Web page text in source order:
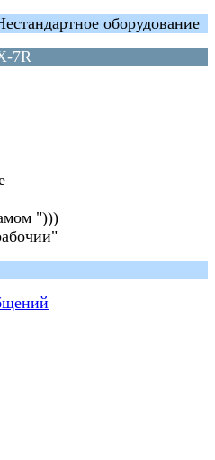
оборудование
7R
")))